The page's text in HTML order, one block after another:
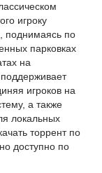
игроку
поднимаясь по
парковках
на
игроков на
а также
локальных
торрент по
доступно по